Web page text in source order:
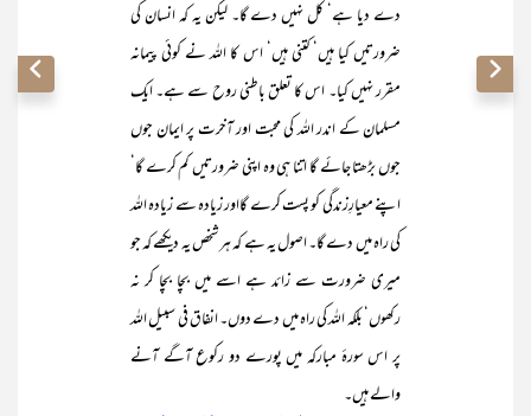
دے دیا ہے‘ کل نہیں دے گا۔ لیکن یہ کہ انسان کی
ضرورتیں کیا ہیں‘ کتنی ہیں‘ اس کا اللہ نے کوئی پیمانہ
مقرر نہیں کیا۔ اس کا تعلق باطنی روح سے ہے۔ ایک
مسلمان کے اندر اللہ کی محبت اور آخرت پر ایمان جوں
جوں بڑھتا جائے گا اتنا ہی وہ اپنی ضرورتیں کم کرے گا‘
اپنے معیارِزندگی کو پست کرے گااور زیادہ سے زیادہ اللہ
کی راہ میں دے گا۔ اصول یہ ہے کہ ہر شخص یہ دیکھے کہ جو
میری ضرورت سے زائد ہے اسے میں بچا بچا کر نہ
رکھوں‘ بلکہ اللہ کی راہ میں دے دوں۔ انفاق فی سبیل اللہ
پر اس سورۂ مبارکہ میں پورے دو رکوع آگے آنے
والے ہیں۔